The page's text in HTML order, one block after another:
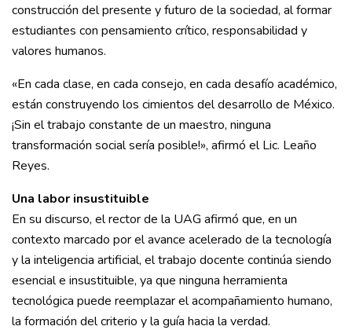
construcción del presente y futuro de la sociedad, al formar
estudiantes con pensamiento crítico, responsabilidad y
valores humanos.
«En cada clase, en cada consejo, en cada desafío académico,
están construyendo los cimientos del desarrollo de México.
¡Sin el trabajo constante de un maestro, ninguna
transformación social sería posible!», afirmó el Lic. Leaño
Reyes.
Una labor insustituible
En su discurso, el rector de la UAG afirmó que, en un
contexto marcado por el avance acelerado de la tecnología
y la inteligencia artificial, el trabajo docente continúa siendo
esencial e insustituible, ya que ninguna herramienta
tecnológica puede reemplazar el acompañamiento humano,
la formación del criterio y la guía hacia la verdad.